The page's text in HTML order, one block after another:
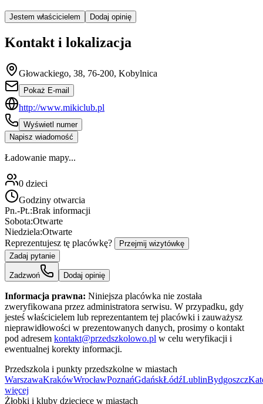
Jestem właścicielem Dodaj opinię
Kontakt i lokalizacja
Głowackiego, 38, 76-200, Kobylnica
Pokaż E-mail
http://www.mikiclub.pl
Wyświetl numer
Napisz wiadomość
Ładowanie mapy...
0 dzieci
Godziny otwarcia
Pn.-Pt.:Brak informacji
Sobota:Otwarte
Niedziela:Otwarte
Reprezentujesz tę placówkę?
Przejmij wizytówkę
Zadaj pytanie
Zadzwoń Dodaj opinię
Informacja prawna: Niniejsza placówka nie została
zweryfikowana przez administratora serwisu. W przypadku, gdy
jesteś właścicielem lub reprezentantem tej placówki i zauważysz
nieprawidłowości w prezentowanych danych, prosimy o kontakt
pod adresem kontakt@przedszkolowo.pl w celu weryfikacji i
ewentualnej korekty informacji.
Przedszkola i punkty przedszkolne w miastach
WarszawaKrakówWrocławPoznańGdańskŁódźLublinBydgoszcz
więcej
Żłobki i kluby dziecięce w miastach